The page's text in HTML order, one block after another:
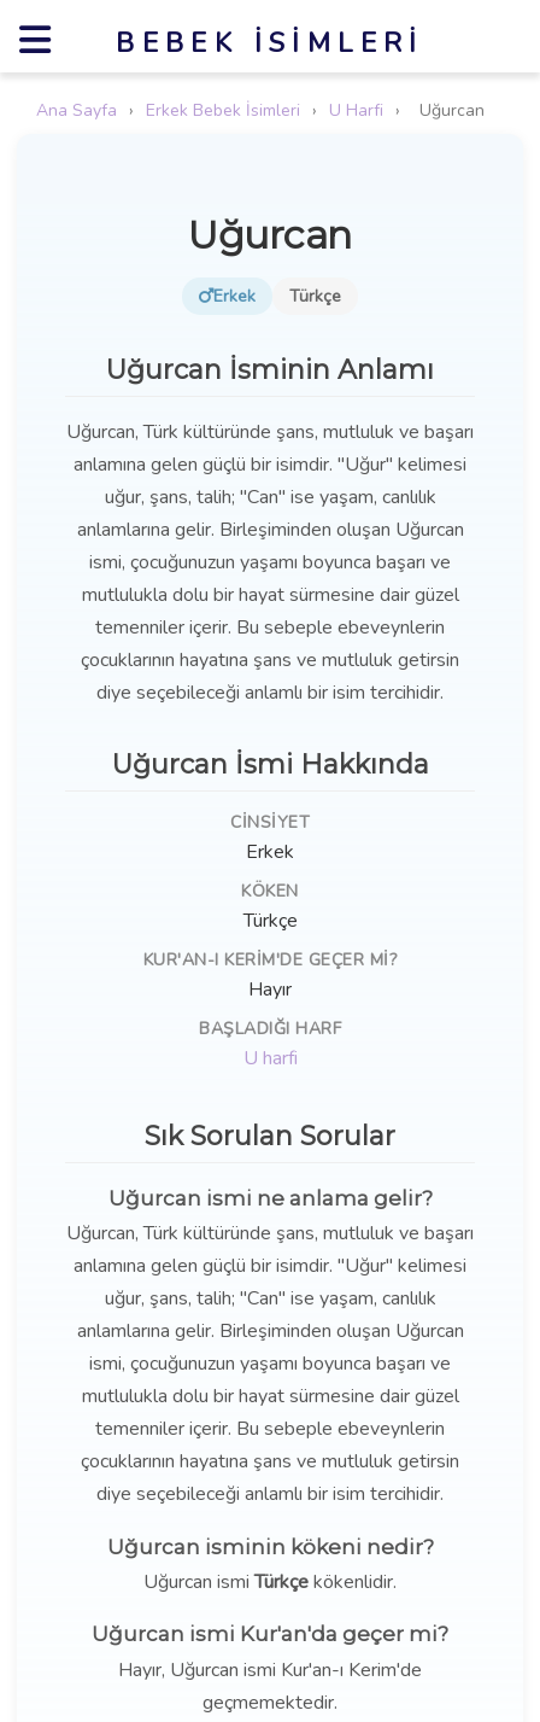
BEBEK İSIMLERI
Ana Sayfa › Erkek Bebek İsimleri › U Harfi › Uğurcan
Uğurcan
Erkek Türkçe
Uğurcan İsminin Anlamı
Uğurcan, Türk kültüründe şans, mutluluk ve başarı
anlamına gelen güçlü bir isimdir. "Uğur" kelimesi
uğur, şans, talih; "Can" ise yaşam, canlılık
anlamlarına gelir. Birleşiminden oluşan Uğurcan
ismi, çocuğunuzun yaşamı boyunca başarı ve
mutlulukla dolu bir hayat sürmesine dair güzel
temenniler içerir. Bu sebeple ebeveynlerin
çocuklarının hayatına şans ve mutluluk getirsin
diye seçebileceği anlamlı bir isim tercihidir.
Uğurcan İsmi Hakkında
CINSIYET
Erkek
KÖKEN
Türkçe
KUR'AN-I KERIM'DE GEÇER MI?
Hayır
BAŞLADIĞI HARF
U harfi
Sık Sorulan Sorular
Uğurcan ismi ne anlama gelir?
Uğurcan, Türk kültüründe şans, mutluluk ve başarı
anlamına gelen güçlü bir isimdir. "Uğur" kelimesi
uğur, şans, talih; "Can" ise yaşam, canlılık
anlamlarına gelir. Birleşiminden oluşan Uğurcan
ismi, çocuğunuzun yaşamı boyunca başarı ve
mutlulukla dolu bir hayat sürmesine dair güzel
temenniler içerir. Bu sebeple ebeveynlerin
çocuklarının hayatına şans ve mutluluk getirsin
diye seçebileceği anlamlı bir isim tercihidir.
Uğurcan isminin kökeni nedir?
Uğurcan ismiTürkçekökenlidir.
Uğurcan ismi Kur'an'da geçer mi?
Hayır, Uğurcan ismi Kur'an-ı Kerim'de
geçmemektedir.